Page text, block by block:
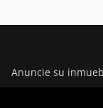
Anuncie su